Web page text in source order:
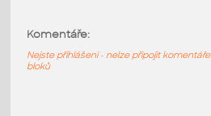
RFA Beton
Komentáře:
Nejste přihlášeni - nelze připojit komentáře
bloků